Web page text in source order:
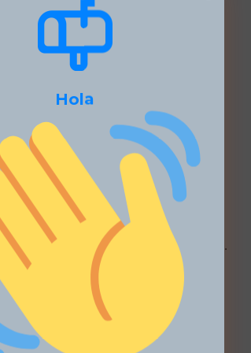
de estudios. Por este motivo, es
que permitan
como de las personas que la
de AI que pueden ayudar a
las variables que influyen a la
aplicar para gestionarlas de
y Planeamiento Estratégico en
Ed Machina. Ambos especialistas
del ciclo de vida de un estudiante.
a las 14 PM Argentina.
Hola